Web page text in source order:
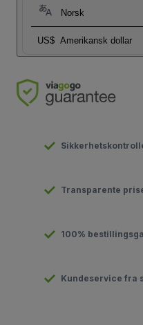
Norsk
US$ Amerikansk dollar
Transparente
100%
Kundeservice fra